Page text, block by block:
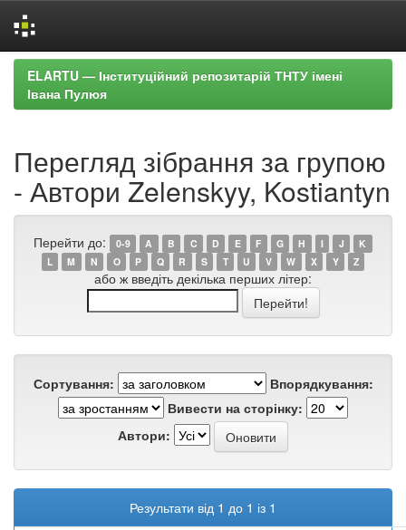
Skip
navigation
ELARTU — Інституційний репозитарій ТНТУ імені
Івана Пулюя
Перегляд зібрання за групою
- Автори Zelenskyy, Kostiantyn
Перейти до: 0-9 A B C D E F G H I J
K
L
M N O P Q R S T U V W X Y Z
або ж введіть декілька перших літер:
Сортування:
Впорядкування:
Вивести на сторінку:
Автори:
Результати від 1 до 1 із 1